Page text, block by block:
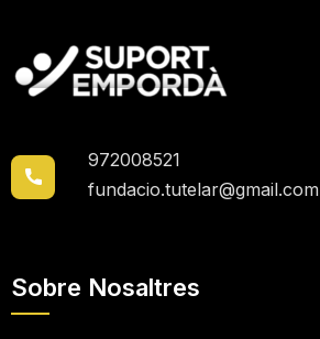
972008521
fundacio.tutelar@gmail.com
Sobre Nosaltres